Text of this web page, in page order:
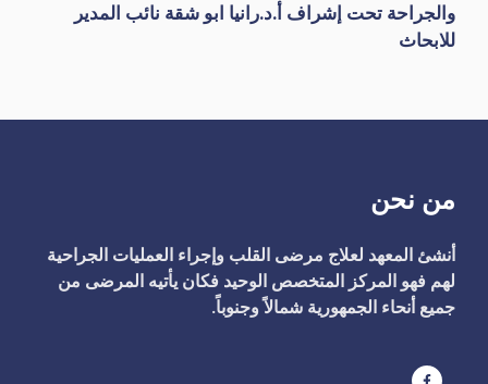
والجراحة تحت إشراف أ.د.رانيا ابو شقة نائب المدير
للابحاث
من نحن
أنشئ المعهد لعلاج مرضى القلب وإجراء العمليات الجراحية
لهم فهو المركز المتخصص الوحيد فكان يأتيه المرضى من
جميع أنحاء الجمهورية شمالاً وجنوباً.